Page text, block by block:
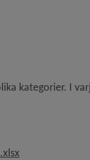
kategorier. I
, 16.6 kB,